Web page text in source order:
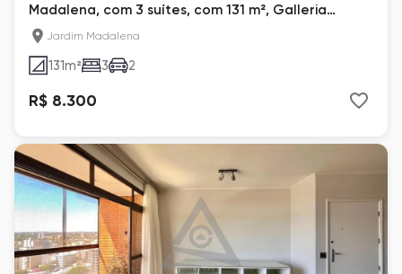
Madalena, com 3 suítes, com 131 m², Galleria
Boulevard
Jardim Madalena
131m² 3 2
R$ 8.300